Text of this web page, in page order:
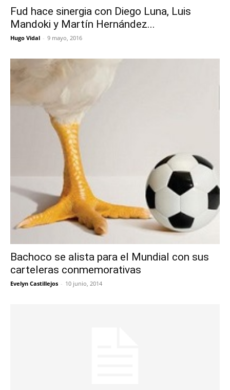
Fud hace sinergia con Diego Luna, Luis
Mandoki y Martín Hernández...
Hugo Vidal - 9 mayo, 2016
Bachoco se alista para el Mundial con sus
carteleras conmemorativas
Evelyn Castillejos - 10 junio, 2014